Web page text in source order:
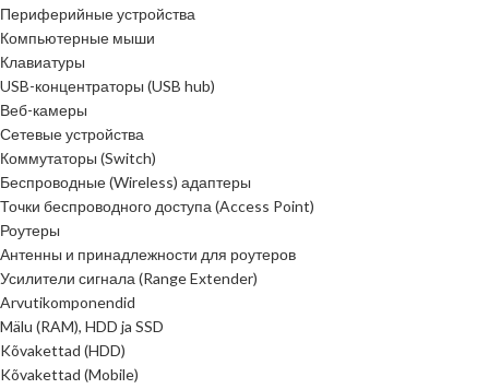
Периферийные устройства
Компьютерные мыши
Клавиатуры
USB-концентраторы (USB hub)
Веб-камеры
Сетевые устройства
Коммутаторы (Switch)
Беспроводные (Wireless) адаптеры
Точки беспроводного доступа (Access Point)
Роутеры
Антенны и принадлежности для роутеров
Усилители сигнала (Range Extender)
Arvutikomponendid
Mälu (RAM), HDD ja SSD
Kõvakettad (HDD)
Kõvakettad (Mobile)